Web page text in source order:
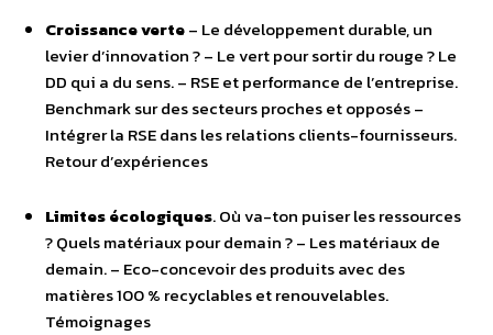
Croissance verte– Le développement durable, un
levier d’innovation ? – Le vert pour sortir du rouge ? Le
DD qui a du sens. – RSE et performance de l’entreprise.
Benchmark sur des secteurs proches et opposés –
Intégrer la RSE dans les relations clients-fournisseurs.
Retour d’expériences
Limites écologiques. Où va-ton puiser les ressources
? Quels matériaux pour demain ? – Les matériaux de
demain. – Eco-concevoir des produits avec des
matières 100 % recyclables et renouvelables.
Témoignages